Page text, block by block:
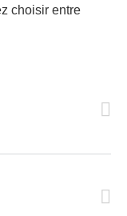
choisir entre